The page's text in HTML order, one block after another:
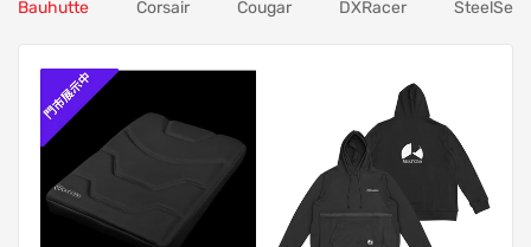
Bauhutte Corsair Cougar DXRacer